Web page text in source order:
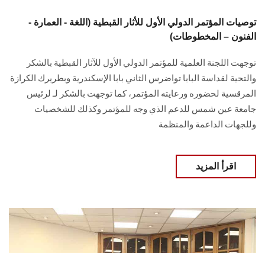
توصيات المؤتمر الدولي الأول للأثار القبطية (اللغة - العمارة -
الفنون – المخطوطات)
توجهت اللجنة العلمية للمؤتمر الدولي الأول للآثار القبطية بالشكر
والتحية لقداسة البابا تواضرس الثاني بابا الإسكندرية وبطريرك الكرازة
المرقسية لحضوره ورعايته المؤتمر، كما توجهت بالشكر لـ لرئيس
جامعة عين شمس للدعم الذي وجه للمؤتمر وكذلك للشخصيات
وللجهات الداعمة والمنظمة
اقرأ المزيد